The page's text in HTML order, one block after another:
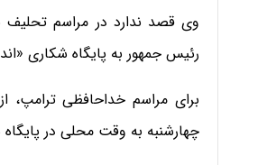
وی قصد ندارد در مراسم تحلیف
رئیس جمهور به پایگاه شکاری
چهارشنبه به وقت محلی در